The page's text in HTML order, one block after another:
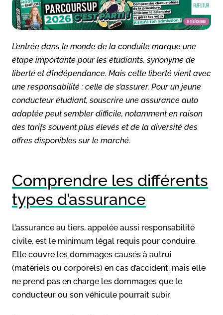
L’entrée dans le monde de la conduite marque une
étape importante pour les étudiants, synonyme de
liberté et d’indépendance. Mais cette liberté vient avec
une responsabilité : celle de s’assurer. Pour un jeune
conducteur étudiant, souscrire une assurance auto
adaptée peut sembler difficile, notamment en raison
des tarifs souvent plus élevés et de la diversité des
offres disponibles sur le marché.
Comprendre les différents
types d’assurance
L’assurance au tiers, appelée aussi responsabilité
civile, est le minimum légal requis pour conduire.
Elle couvre les dommages causés à autrui
(matériels ou corporels) en cas d’accident, mais elle
ne prend pas en charge les dommages que le
conducteur ou son véhicule pourrait subir.